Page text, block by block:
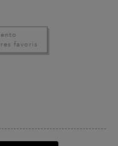
favoris